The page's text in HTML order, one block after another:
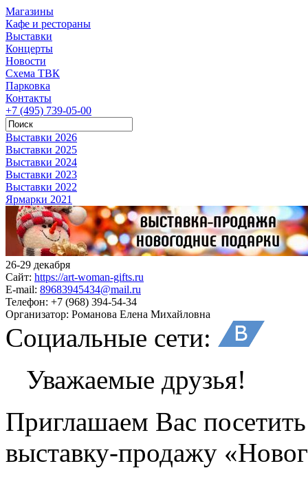
Магазины
Кафе и рестораны
Выставки
Концерты
Новости
Схема ТВК
Парковка
Контакты
+7 (495) 739-05-00
Выставки 2026
Выставки 2025
Выставки 2024
Выставки 2023
Выставки 2022
Ярмарки 2021
26-29 декабря
Сайт: https://art-woman-gifts.ru
E-mail: 89683945434@mail.ru
Телефон: +7 (968) 394-54-34
Организатор: Романова Елена Михайловна
Социальные сети:
Уважаемые друзья!
Приглашаем Вас
выставку-продажу